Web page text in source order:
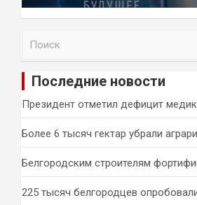
и
Последние новости
Президент отметил дефицит
Более 6 тысяч гектар убрали
Белгородским строителям
225 тысяч белгородцев